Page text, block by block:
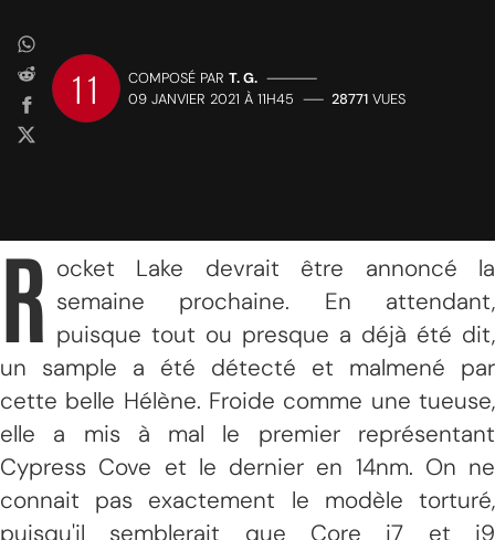
11 COMPOSÉ PAR T. G. —————
09 JANVIER 2021 À 11H45 —— 28771 VUES
R ocket Lake devrait être annoncé la
semaine prochaine. En attendant,
puisque tout ou presque a déjà été dit,
un sample a été détecté et malmené par
cette belle Hélène. Froide comme une tueuse,
elle a mis à mal le premier représentant
Cypress Cove et le dernier en 14nm. On ne
connait pas exactement le modèle torturé,
puisqu'il semblerait que Core i7 et i9